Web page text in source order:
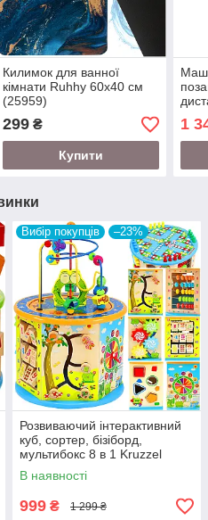
Килимок для ванної
кімнати Ruhhy 60x40 см
(25959)
299₴
Купити
1
Вибір покупців –23%
Розвиваючий інтерактивний
куб, сортер, бізіборд,
мультибокс 8 в 1 Kruzzel
(22429)
В наявності
999 ₴ 1 299 ₴